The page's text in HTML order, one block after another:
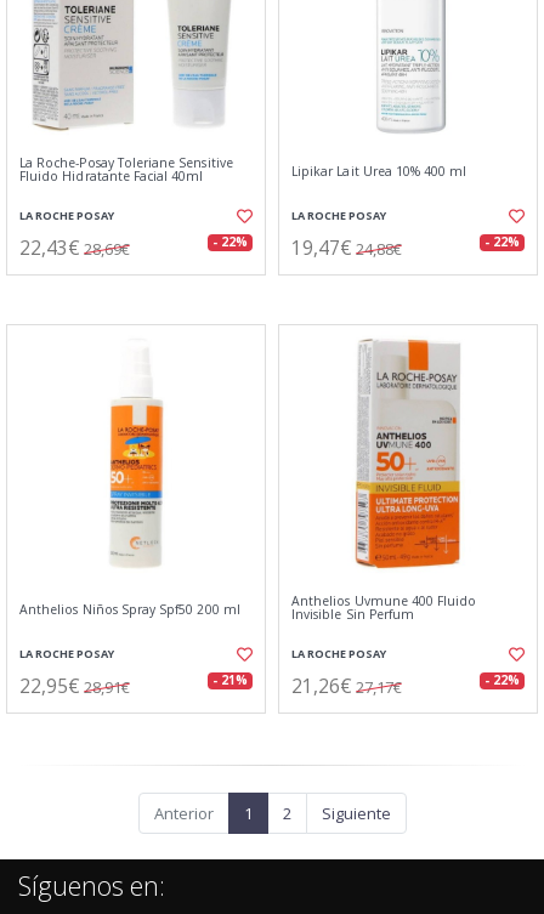
La Roche-Posay Toleriane Sensitive
Fluido Hidratante Facial 40ml
LA ROCHE POSAY
22,43€ 28,69€ - 22%
Lipikar Lait Urea 10% 400 ml
LA ROCHE POSAY
19,47€ 24,88€ - 22%
Anthelios Niños Spray Spf50 200 ml
LA ROCHE POSAY
22,95€ 28,91€ - 21%
Anthelios Uvmune 400 Fluido
Invisible Sin Perfum
LA ROCHE POSAY
21,26€ 27,17€ - 22%
Anterior 1 2 Siguiente
Síguenos en: